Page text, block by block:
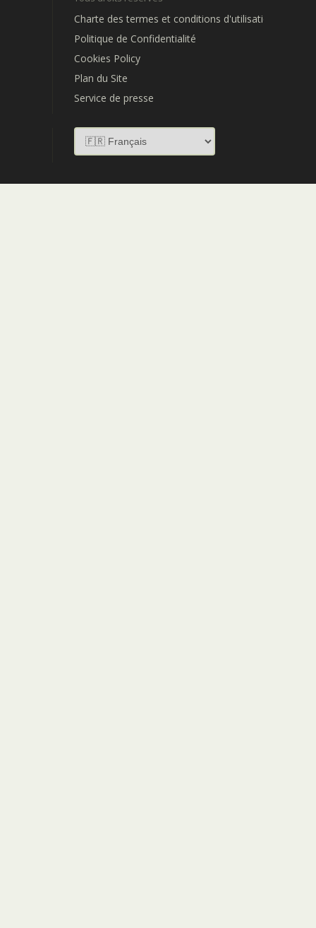
Charte des termes et conditions d'utilisation
Politique de Confidentialité
Cookies Policy
Plan du Site
Service de presse